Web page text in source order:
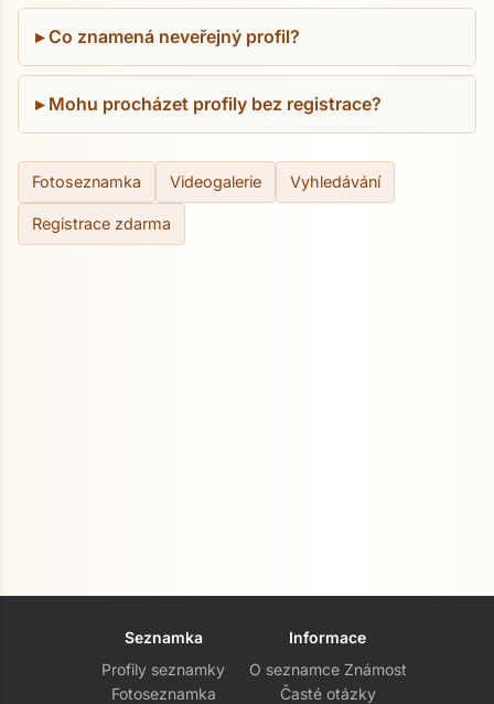
Co znamená neveřejný profil?
Mohu procházet profily bez registrace?
Fotoseznamka Videogalerie Vyhledávání
Registrace zdarma
Seznamka
Profily seznamky
Fotoseznamka
Informace
O seznamce Známost
Časté otázky